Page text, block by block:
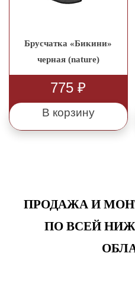
Брусчатка «Бикини»
черная (nature)
775₽
В корзину
ПРОДАЖА И
ПО ВСЕЙ